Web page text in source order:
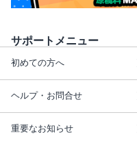
サポートメニュー
初めての方へ
ヘルプ・お問合せ
重要なお知らせ